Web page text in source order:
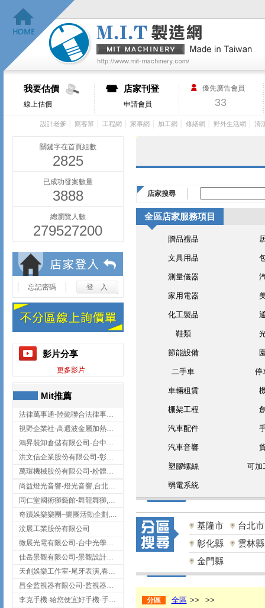
我要估價
線上估價
店家刊登
申請會員
優先廣告會員
33
設計老爹 窩客幫 工程網 家事網 加工網 修繕網 野外生活網 清
關鍵字在首頁組數
2825
已成功發案數量
3888
總瀏覽人數
279527200
忘記密碼
影片分享
更多影片
Mit推薦
法律萬事通-陸懿聯合法律事務所
視野企業社-高週波金屬加熱設備,彰化高週波金屬加熱設備
鴻昇裝卸倉儲有限公司-台中貨櫃裝卸
洪文信企業股份有限公司-彰化鋅合金鑄造,彰化五金加工,彰化五金配件
萬環機械股份有限公司-粉體塗裝設備,輸送機,輸送機設備,台南輸送機
尚益燈光音響-燈光音響,台北燈光音響,台北燈光音響出租
同仁堂國術獅藝館-舞龍舞獅,台中舞龍舞獅
奇蹟娛樂樂團–樂團活動企劃,台中樂團表演,台中婚禮樂團
汶展工業股份有限公司
微展光電有限公司-台中光學鍍膜,optical filter taiwan,台灣光學鍍膜
佳岳景觀有限公司-景觀設計公司,台北景觀設計,台北景觀工程,中山區景觀設計
天創娛樂工作室-尾牙表演,春酒表演,板橋尾牙表演
昌全監視器有限公司-監視器安裝,高雄監視器安裝,鳳山區監視器安裝
李克手機-給您便宜好手機-手機收購,屏東手機收購
店家搜尋
全區店家服務項目
贈品禮品
文具用品
測量儀器
家用電器
化工製品
鞋類
節能設備
二手車 停
車輛租賃
棚架工程
汽車配件
汽車音響
塑膠螺絲 可加
弱電系統
基隆市
台北市
彰化縣
雲林縣
金門縣
分區 全區 >> >>